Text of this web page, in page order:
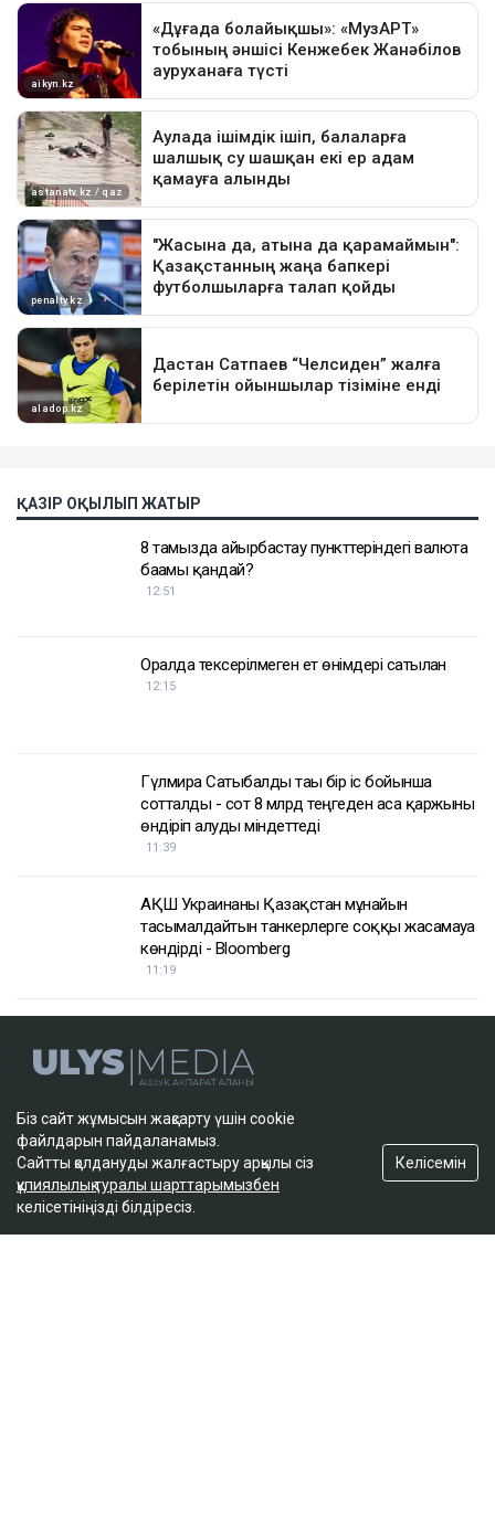
ҚАЗІР ОҚЫЛЫП ЖАТЫР
8 тамызда айырбастау пункттеріндегі валюта
бағамы қандай?
12:51
Оралда тексерілмеген ет өнімдері сатылған
12:15
Гүлмира Сатыбалды тағы бір іс бойынша
сотталды - сот 8 млрд теңгеден аса қаржыны
өндіріп алуды міндеттеді
11:39
АҚШ Украинаны Қазақстан мұнайын
тасымалдайтын танкерлерге соққы жасамауға
көндірді - Bloomberg
11:19
Сайт материалдарын коммерциялық мақсатта толық немесе ішінара
көшіруге тек сайт иесінің жазбаша рұқсатымен ғана рұқсат етіледі.
Айдарлар
Біз сайт жұмысын жақсарту үшін cookie
файлдарын пайдаланамыз.
Сайтты қолдануды жалғастыру арқылы сіз
құпиялылық туралы шарттарымызбен
келісетініңізді білдіресіз.
Келісемін